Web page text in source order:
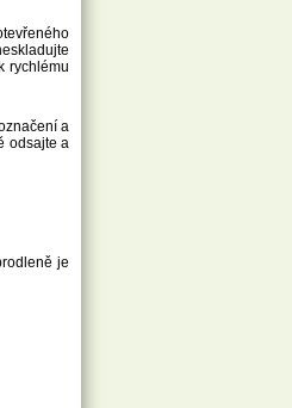
rychlému
a
odsajte a
je